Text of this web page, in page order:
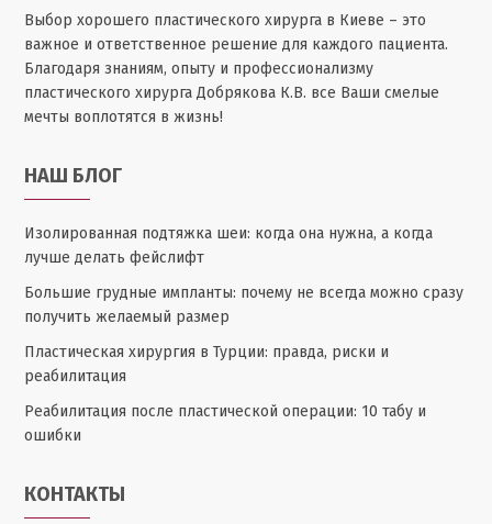
Выбор хорошего пластического хирурга в Киеве – это
важное и ответственное решение для каждого пациента.
Благодаря знаниям, опыту и профессионализму
пластического хирурга Добрякова К.В. все Ваши смелые
мечты воплотятся в жизнь!
НАШ БЛОГ
Изолированная подтяжка шеи: когда она нужна, а когда
лучше делать фейслифт
Большие грудные импланты: почему не всегда можно сразу
получить желаемый размер
Пластическая хирургия в Турции: правда, риски и
реабилитация
Реабилитация после пластической операции: 10 табу и
ошибки
КОНТАКТЫ